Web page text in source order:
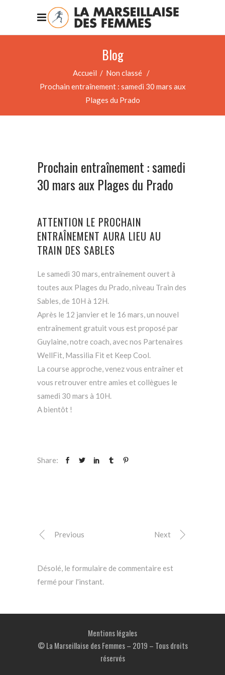
Blog
Accueil / Non classé /
Prochain entraînement : samedi 30 mars aux
Plages du Prado
Prochain entraînement : samedi
30 mars aux Plages du Prado
ATTENTION LE PROCHAIN
ENTRAÎNEMENT AURA LIEU AU
TRAIN DES SABLES
Le samedi 30 mars, entraînement ouvert à
toutes aux Plages du Prado, niveau Train des
Sables, de 10H à 12H.
Après le 12 janvier et le 16 mars, un nouvel
entraînement gratuit vous est proposé par
Guylaine, notre coach, avec nos Partenaires
WellFit, Massilia Fit et Keep Cool.
La course approche, venez vous entraîner et
vous retrouver entre amies et collègues le
samedi 30 mars à 10H.
A bientôt !
Share:
Previous Next
Désolé, le formulaire de commentaire est
fermé pour l'instant.
Mentions légales
© La Marseillaise des Femmes – 2019 – Tous droits
réservés